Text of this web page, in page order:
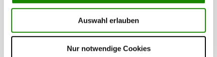
Auswahl erlauben
Nur notwendige Cookies
Silberwarenfabrikanten Peter Bruckmann. Sie reisen
nach Heidelberg, ins Heidelberg der Romantiker.
Vielleicht mehr noch als Schloss und Landschaft hat
die drei Kunstfreunde die Gemäldesammlung der